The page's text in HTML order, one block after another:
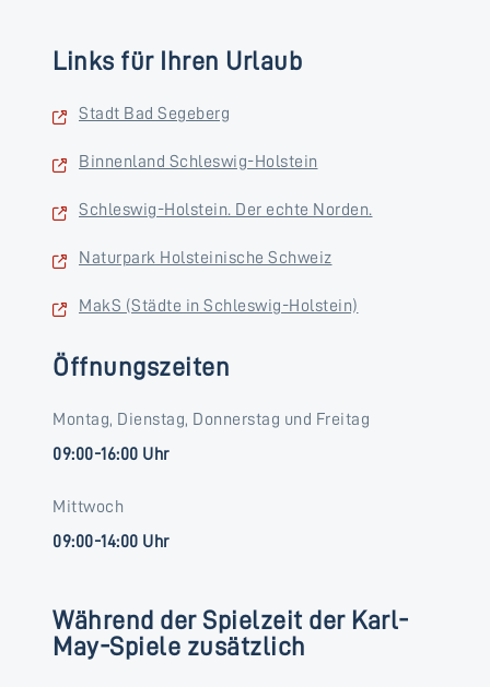
Links für Ihren Urlaub
Stadt Bad Segeberg
Binnenland Schleswig-Holstein
Schleswig-Holstein. Der echte Norden.
Naturpark Holsteinische Schweiz
MakS (Städte in Schleswig-Holstein)
Öffnungszeiten
Montag, Dienstag, Donnerstag und Freitag
09:00-16:00 Uhr
Mittwoch
09:00-14:00 Uhr
Während der Spielzeit der Karl-
May-Spiele zusätzlich